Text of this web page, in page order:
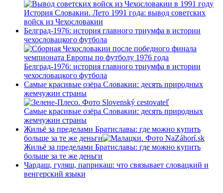
История Словакии. Лето 1991 года: вывод советских
войск из Чехословакии
Белград-1976: история главного триумфа в истории
чехословацкого футбола
Белград-1976: история главного триумфа в истории
чехословацкого футбола
Самые красивые озёра Словакии: десять природных
жемчужин страны
Самые красивые озёра Словакии: десять природных
жемчужин страны
Жильё за пределами Братиславы: где можно купить
больше за те же деньги
Жильё за пределами Братиславы: где можно купить
больше за те же деньги
Чардаш, гуляш, паприкаш: что связывает словацкий и
венгерский языки